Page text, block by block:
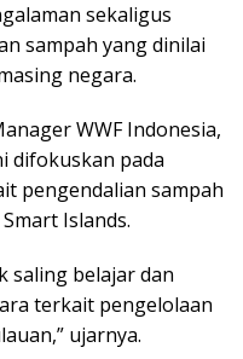
sekaligus
sampah yang dinilai
negara.
WWF Indonesia,
difokuskan pada
pengendalian sampah
Islands.
saling belajar dan
terkait pengelolaan
ujarnya.